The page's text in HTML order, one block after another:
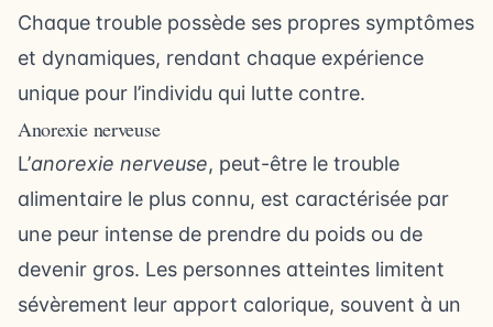
Chaque trouble possède ses propres symptômes
et dynamiques, rendant chaque expérience
unique pour l’individu qui lutte contre.
Anorexie nerveuse
L’anorexie nerveuse, peut-être le trouble
alimentaire le plus connu, est caractérisée par
une peur intense de prendre du poids ou de
devenir gros. Les personnes atteintes limitent
sévèrement leur apport calorique, souvent à un